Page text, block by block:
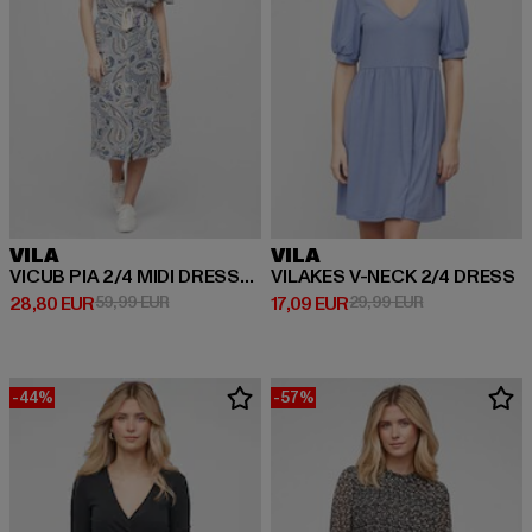
VILA
VICUB PIA 2/4 MIDI DRESS/SU /pia
28,80 EUR
Derzeitiger Preis: 28,80 EUR
59,99 EURAktionspreis: 59,99 EUR
VILA
VILAKES V-NECK 2/4 DRESS
17,09 EUR
Derzeitiger Preis: 17,09 EUR
29,99 EURAktionspreis:
-44% -57%